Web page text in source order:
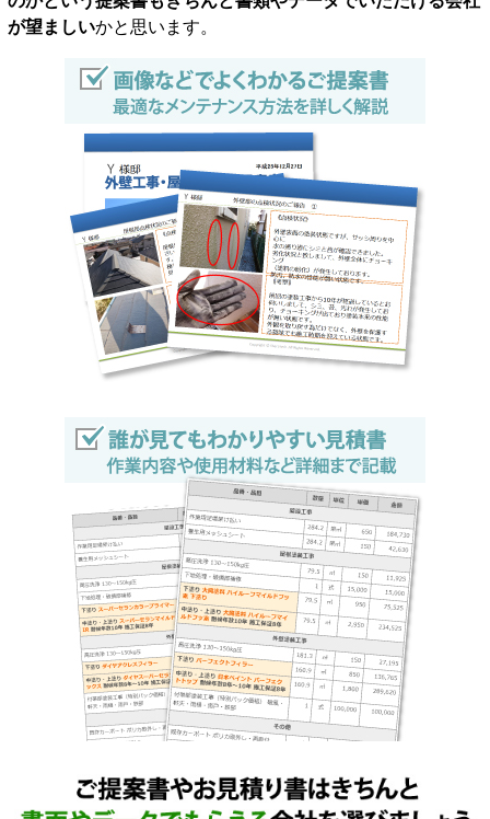
が望ましいかと思います。